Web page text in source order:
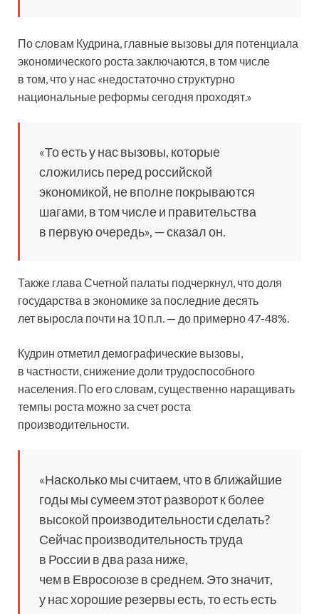
По словам Кудрина, главные вызовы для потенциала
экономического роста заключаются, в том числе
в том, что у нас «недостаточно структурно
национальные реформы сегодня проходят.»
«То есть у нас вызовы, которые
сложились перед российской
экономикой, не вполне покрываются
шагами, в том числе и правительства
в первую очередь», — сказал он.
Также глава Счетной палаты подчеркнул, что доля
государства в экономике за последние десять
лет выросла почти на 10 п.п. — до примерно 47-48%.
Кудрин отметил демографические вызовы,
в частности, снижение доли трудоспособного
населения. По его словам, существенно наращивать
темпы роста можно за счет роста
производительности.
«Насколько мы считаем, что в ближайшие
годы мы сумеем этот разворот к более
высокой производительности сделать?
Сейчас производительность труда
в России в два раза ниже,
чем в Евросоюзе в среднем. Это значит,
у нас хорошие резервы есть, то есть есть